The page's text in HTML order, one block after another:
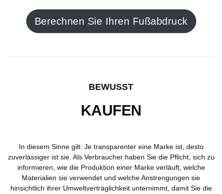
Berechnen Sie Ihren Fußabdruck
BEWUSST
KAUFEN
In diesem Sinne gilt: Je transparenter eine Marke ist, desto
zuverlässiger ist sie. Als Verbraucher haben Sie die Pflicht, sich zu
informieren, wie die Produktion einer Marke verläuft, welche
Materialien sie verwendet und welche Anstrengungen sie
hinsichtlich ihrer Umweltverträglichkeit unternimmt, damit Sie die